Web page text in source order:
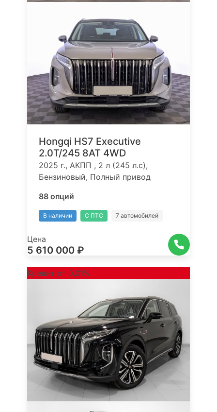
Hongqi HS7 Executive
2.0T/245 8AT 4WD
2025 г., АКПП , 2 л (245 л.с),
Бензиновый, Полный привод
88 опций
В наличии С ПТС 7 автомобилей
Цена
5 610 000 ₽
Кредит от 0,01%